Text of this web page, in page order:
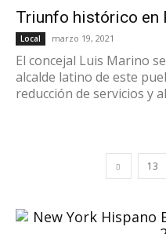
Triunfo histórico en
Local marzo 19, 2021
El concejal Luis Marino
alcalde latino de este
reducción de servicios y
13